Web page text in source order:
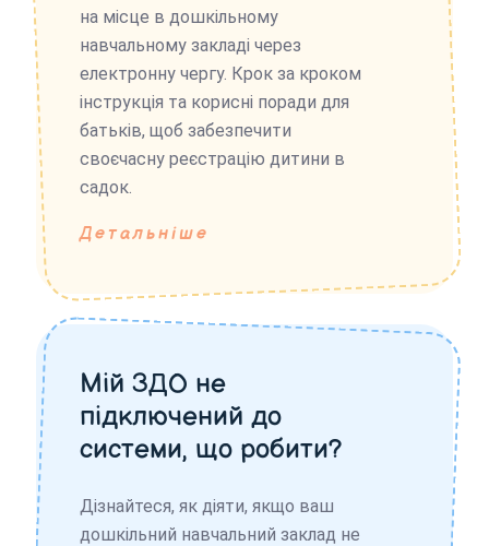
на місце в дошкільному
навчальному закладі через
електронну чергу. Крок за кроком
інструкція та корисні поради для
батьків, щоб забезпечити
своєчасну реєстрацію дитини в
садок.
Детальніше
Мій ЗДО не
підключений до
системи, що робити?
Дізнайтеся, як діяти, якщо ваш
дошкільний навчальний заклад не